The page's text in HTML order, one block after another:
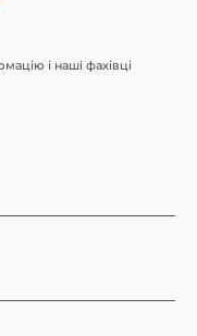
і наші фахівці